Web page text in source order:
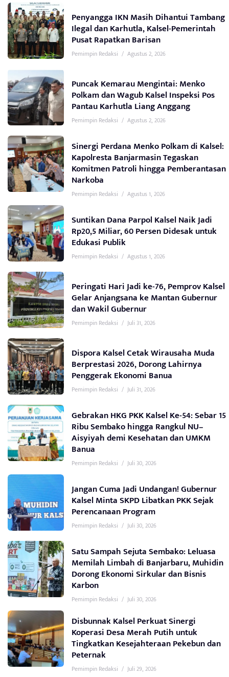
Penyangga IKN Masih Dihantui Tambang
Ilegal dan Karhutla, Kalsel-Pemerintah
Pusat Rapatkan Barisan
Pemimpin Redaksi / Agustus 2, 2026
Puncak Kemarau Mengintai: Menko
Polkam dan Wagub Kalsel Inspeksi Pos
Pantau Karhutla Liang Anggang
Pemimpin Redaksi / Agustus 2, 2026
Sinergi Perdana Menko Polkam di Kalsel:
Kapolresta Banjarmasin Tegaskan
Komitmen Patroli hingga Pemberantasan
Narkoba
Pemimpin Redaksi / Agustus 1, 2026
Suntikan Dana Parpol Kalsel Naik Jadi
Rp20,5 Miliar, 60 Persen Didesak untuk
Edukasi Publik
Pemimpin Redaksi / Agustus 1, 2026
Peringati Hari Jadi ke-76, Pemprov Kalsel
Gelar Anjangsana ke Mantan Gubernur
dan Wakil Gubernur
Pemimpin Redaksi / Juli 31, 2026
Dispora Kalsel Cetak Wirausaha Muda
Berprestasi 2026, Dorong Lahirnya
Penggerak Ekonomi Banua
Pemimpin Redaksi / Juli 31, 2026
Gebrakan HKG PKK Kalsel Ke-54: Sebar 15
Ribu Sembako hingga Rangkul NU–
Aisyiyah demi Kesehatan dan UMKM
Banua
Pemimpin Redaksi / Juli 30, 2026
Jangan Cuma Jadi Undangan! Gubernur
Kalsel Minta SKPD Libatkan PKK Sejak
Perencanaan Program
Pemimpin Redaksi / Juli 30, 2026
Satu Sampah Sejuta Sembako: Leluasa
Memilah Limbah di Banjarbaru, Muhidin
Dorong Ekonomi Sirkular dan Bisnis
Karbon
Pemimpin Redaksi / Juli 30, 2026
Disbunnak Kalsel Perkuat Sinergi
Koperasi Desa Merah Putih untuk
Tingkatkan Kesejahteraan Pekebun dan
Peternak
Pemimpin Redaksi / Juli 29, 2026